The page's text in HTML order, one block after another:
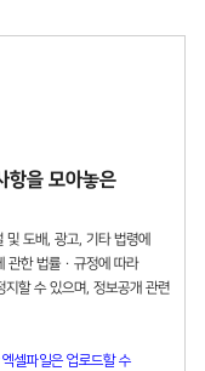
항을 모아놓은
도배, 광고, 기타 법령에
관한 법률 · 규정에 따라
지할 수 있으며, 정보공개 관련
셀파일은 업로드할 수